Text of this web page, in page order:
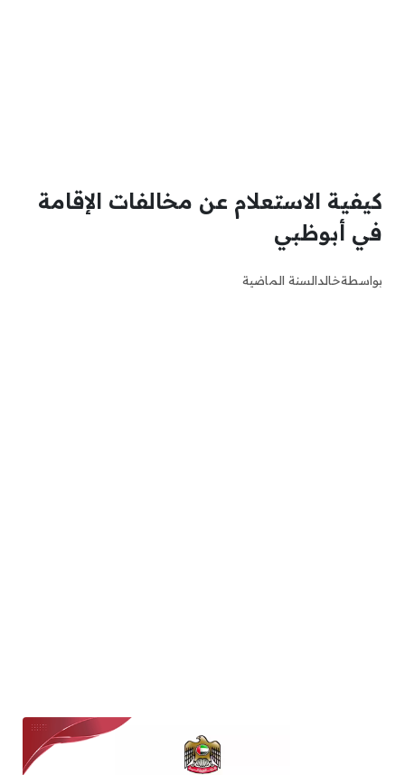
كيفية الاستعلام عن مخالفات الإقامة
في أبوظبي
بواسطةخالدالسنة الماضية